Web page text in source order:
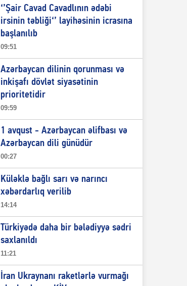
‘’Şair Cavad Cavadlının ədəbi
irsinin təbliği‘’ layihəsinin icrasına
başlanılıb
09:51
Azərbaycan dilinin qorunması və
inkişafı dövlət siyasətinin
prioritetidir
09:59
1 avqust - Azərbaycan əlifbası və
Azərbaycan dili günüdür
00:27
Küləklə bağlı sarı və narıncı
xəbərdarlıq verilib
14:14
Türkiyədə daha bir bələdiyyə sədri
saxlanıldı
11:21
İran Ukraynanı raketlərlə vurmağı